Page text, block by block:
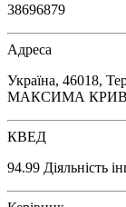
38696879
Адреса
Україна, 46018,
МАКСИМА
КВЕД
94.99 Діяльність